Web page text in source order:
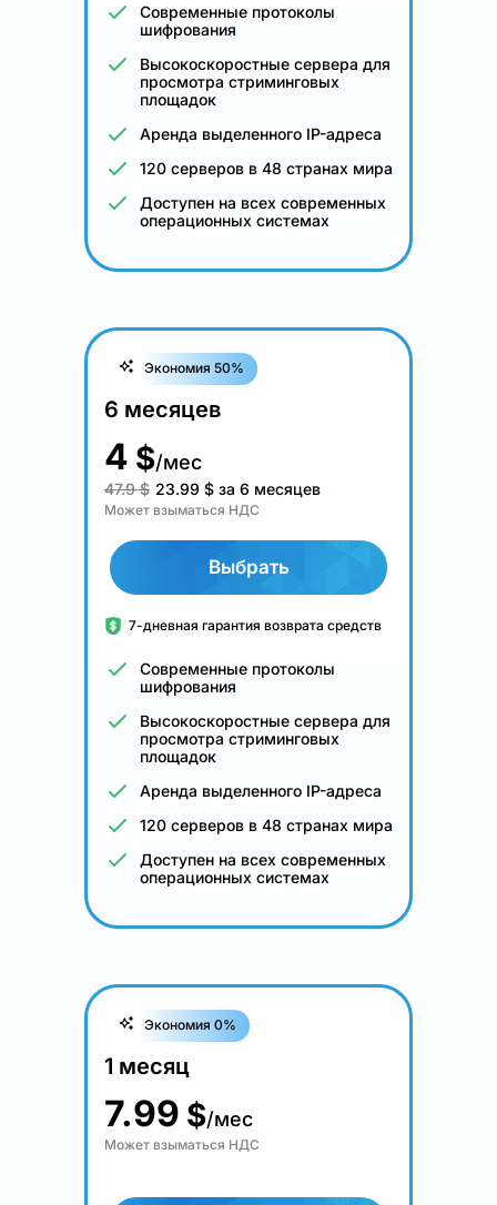
Современные протоколы
шифрования
Высокоскоростные сервера для
просмотра стриминговых
площадок
Аренда выделенного IP-адреса
120 серверов в 48 странах мира
Доступен на всех современных
операционных системах
Экономия 50%
6 месяцев
4 $/мес
47.9 $ 23.99 $ за 6 месяцев
Может взыматься НДС
Выбрать
7-дневная гарантия возврата средств
Современные протоколы
шифрования
Высокоскоростные сервера для
просмотра стриминговых
площадок
Аренда выделенного IP-адреса
120 серверов в 48 странах мира
Доступен на всех современных
операционных системах
Экономия 0%
1 месяц
7.99 $/мес
Может взыматься НДС